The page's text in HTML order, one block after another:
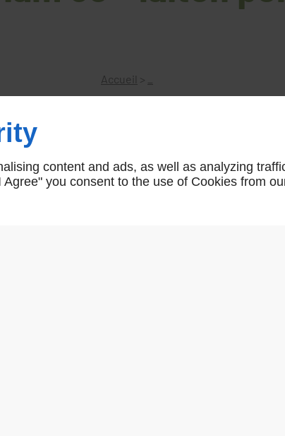
Accueil >
Bouton de sonnette rond vis
Bouton de sonnette rond vis cachée -
content and ads, as well as analyzing
you consent to the use of Cookies from